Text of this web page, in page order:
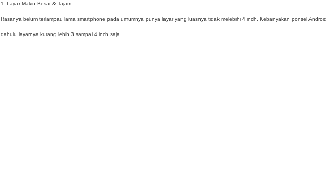
1. Layar Makin Besar & Tajam
Rasanya belum terlampau lama smartphone pada umumnya punya layar yang luasnya tidak melebihi 4 inch. Kebanyakan ponsel Android
dahulu layarnya kurang lebih 3 sampai 4 inch saja.